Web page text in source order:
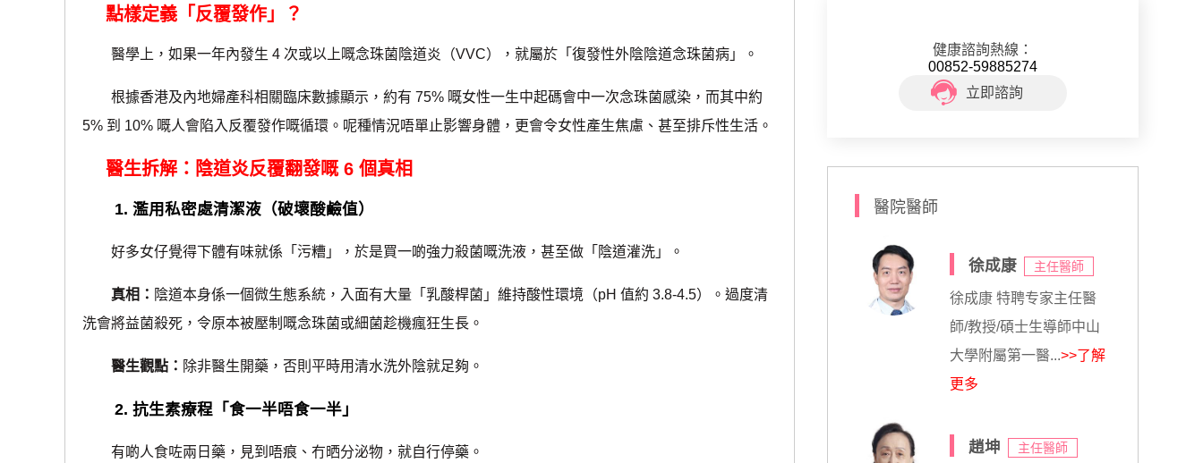
點樣定義「反覆發作」？
醫學上，如果一年內發生 4 次或以上嘅念珠菌陰道炎（VVC），就屬於「復發性外陰陰道念珠菌病」。
根據香港及內地婦產科相關臨床數據顯示，約有 75% 嘅女性一生中起碼會中一次念珠菌感染，而其中約
5% 到 10% 嘅人會陷入反覆發作嘅循環。呢種情況唔單止影響身體，更會令女性產生焦慮、甚至排斥性生活。
醫生拆解：陰道炎反覆翻發嘅 6 個真相
1. 濫用私密處清潔液（破壞酸鹼值）
好多女仔覺得下體有味就係「污糟」，於是買一啲強力殺菌嘅洗液，甚至做「陰道灌洗」。
真相： 陰道本身係一個微生態系統，入面有大量「乳酸桿菌」維持酸性環境（pH 值約 3.8-4.5）。過度清
洗會將益菌殺死，令原本被壓制嘅念珠菌或細菌趁機瘋狂生長。
醫生觀點： 除非醫生開藥，否則平時用清水洗外陰就足夠。
2. 抗生素療程「食一半唔食一半」
有啲人食咗兩日藥，見到唔痕、冇晒分泌物，就自行停藥。
健康諮詢熱線：
00852-59885274
立即諮詢
醫院醫師
徐成康 主任醫師
徐成康 特聘专家主任醫
師/教授/碩士生導師中山
大學附屬第一醫...>>了解
更多
趙坤 主任醫師